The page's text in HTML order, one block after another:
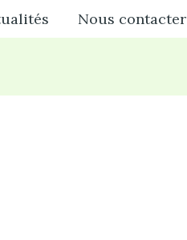
Nous contacter